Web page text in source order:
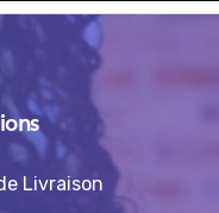
Livraison